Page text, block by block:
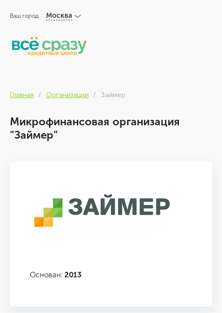
Ваш город Москва
Главная Организации Займер
Микрофинансовая организация
"Займер"
Основан: 2013